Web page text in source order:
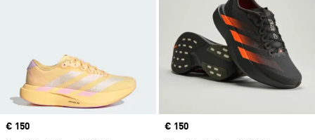
Precio
€ 150
Precio
€ 150